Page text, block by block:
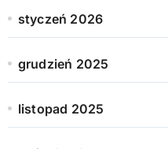
styczeń 2026
grudzień 2025
listopad 2025